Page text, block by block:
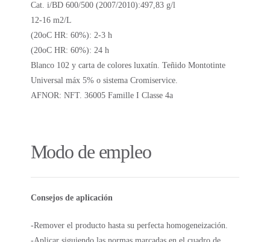
Cat. i/BD 600/500 (2007/2010):497,83 g/l
12-16 m2/L
(20oC HR: 60%): 2-3 h
(20oC HR: 60%): 24 h
Blanco 102 y carta de colores luxatín. Teñido Montotinte
Universal máx 5% o sistema Cromiservice.
AFNOR: NFT. 36005 Famille I Classe 4a
Modo de empleo
Consejos de aplicación
-Remover el producto hasta su perfecta homogeneización.